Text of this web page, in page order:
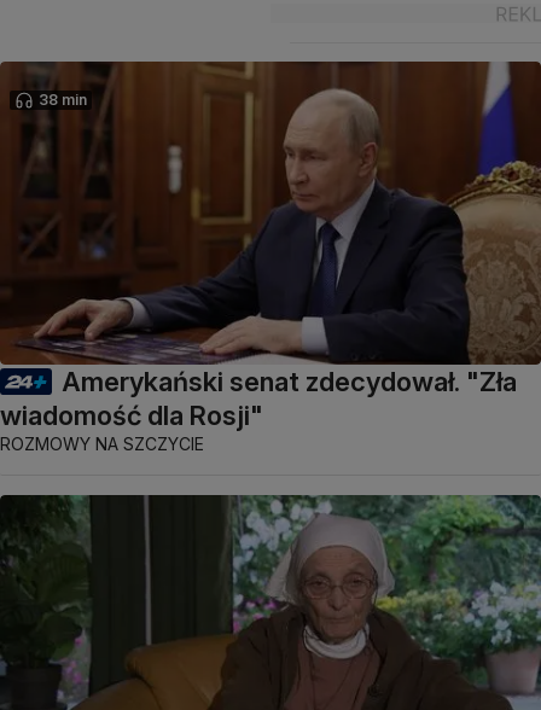
38 min
Amerykański senat zdecydował. "Zła
wiadomość dla Rosji"
ROZMOWY NA SZCZYCIE